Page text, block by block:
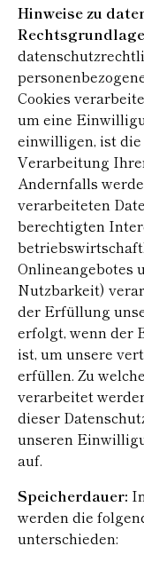
Hinweise zu
Cookies
um eine
einwilligen, ist
Verarbeitung
Andernfalls
verarbeiteten
berechtigten
Onlineangebotes
Nutzbarkeit)
der Erfüllung
erfolgt, wenn der
ist, um unsere
erfüllen. Zu
verarbeitet
dieser
unseren
auf.
Speicherdauer:
werden die
unterschieden: